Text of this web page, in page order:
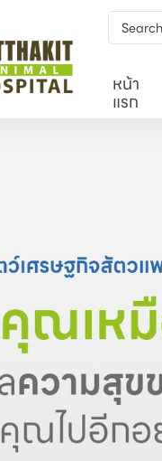
หน้า
แรก